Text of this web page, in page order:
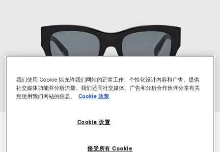
我们使用 Cookie 以允许我们网站的正常工作、个性化设计内容和广告、提供
社交媒体功能并分析流量。我们还同社交媒体、广告和分析合作伙伴分享有关
您使用我们网站的信息。
Cookie 政策
Cookie 设置
接受所有 Cookie